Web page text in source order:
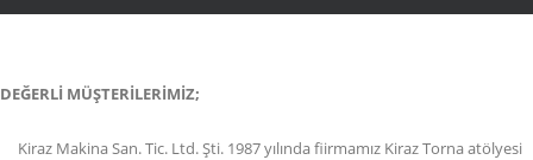
DEĞERLİ MÜŞTERİLERİMİZ;
Kiraz Makina San. Tic. Ltd. Şti. 1987 yılında fiirmamız Kiraz Torna atölyesi